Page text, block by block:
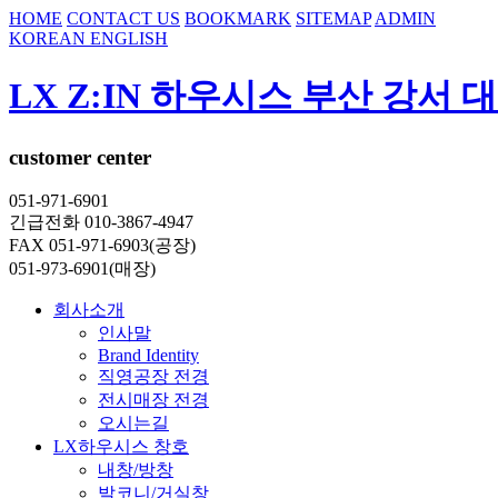
HOME CONTACT US BOOKMARK SITEMAP ADMIN
KOREAN ENGLISH
LX Z:IN 하우시스 부산 강서
customer center
051-971-6901
긴급전화 010-3867-4947
FAX 051-971-6903(공장)
051-973-6901(매장)
회사소개
인사말
Brand Identity
직영공장 전경
전시매장 전경
오시는길
LX하우시스 창호
내창/방창
발코니/거실창